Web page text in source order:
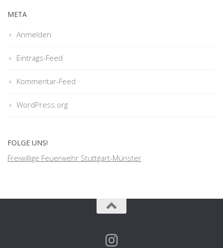
META
Anmelden
Eintrags-Feed
Kommentar-Feed
WordPress.org
FOLGE UNS!
Freiwillige Feuerwehr Stuttgart-Münster